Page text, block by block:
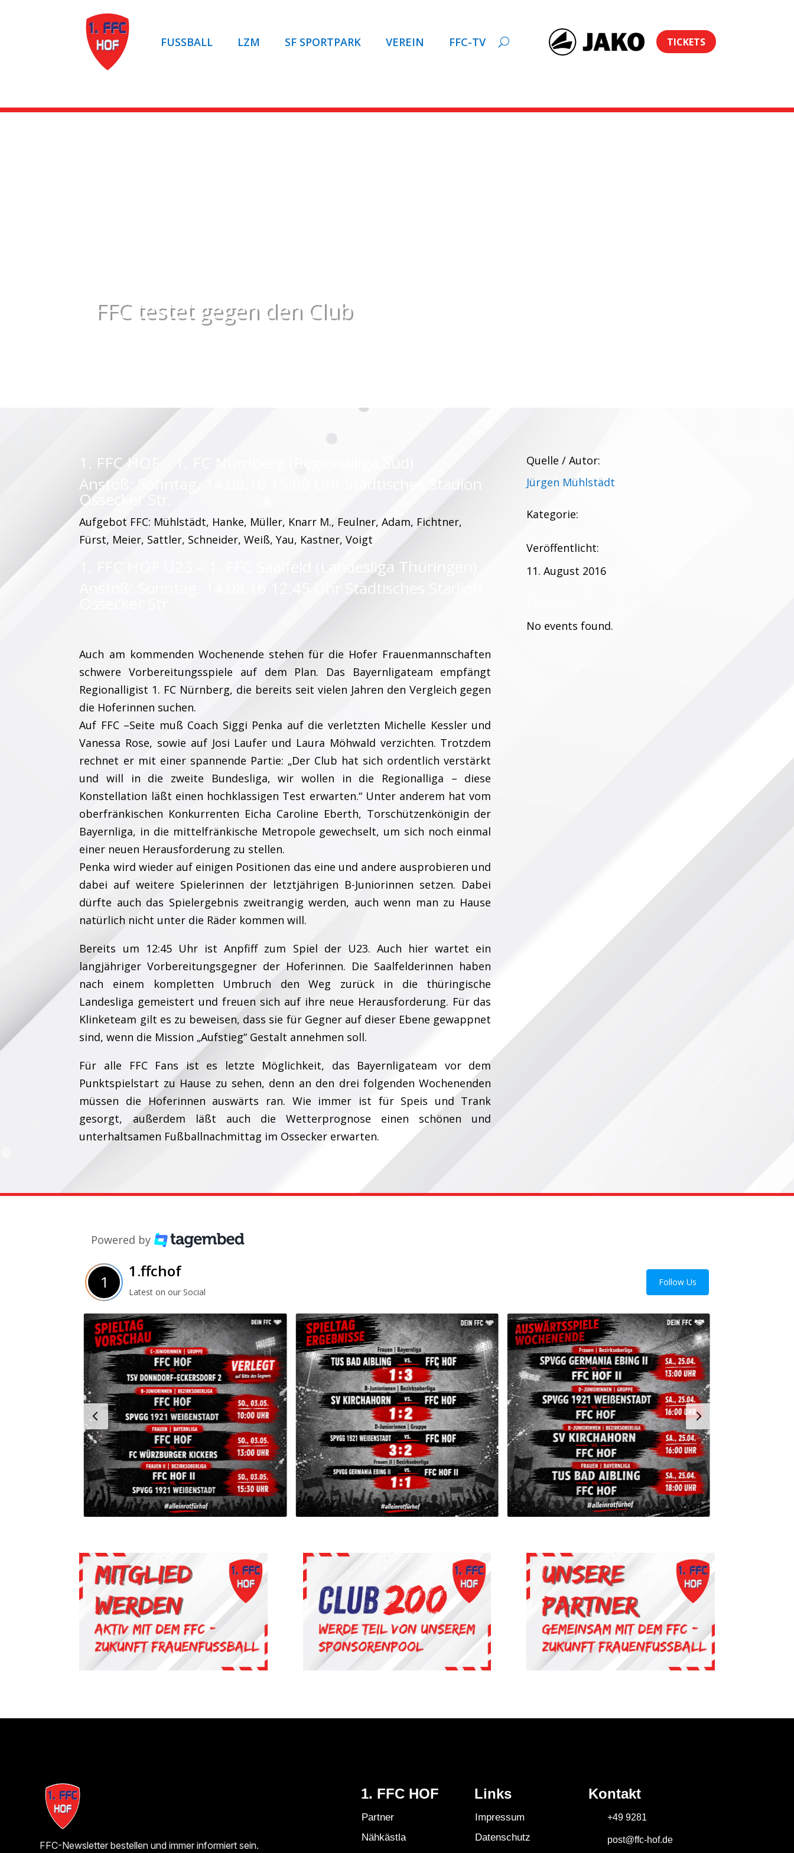
FUSSBALL LZM SF SPORTPARK VEREIN FFC-TV TICKETS
FFC testet gegen den Club
1. FFC HOF – 1. FC Nürnberg (Regionalliga Süd)
Anstoß: Sonntag, 14.08.16 15:00 Uhr Städtisches Stadion
Ossecker Str.
Aufgebot FFC: Mühlstädt, Hanke, Müller, Knarr M., Feulner, Adam, Fichtner,
Fürst, Meier, Sattler, Schneider, Weiß, Yau, Kastner, Voigt
1. FFC HOF U23 – 1. FFC Saalfeld (Landesliga Thüringen)
Anstoß: Sonntag, 14.08.16 12:45 Uhr Städtisches Stadion
Auch am kommenden Wochenende stehen für die Hofer Frauenmannschaften
schwere Vorbereitungsspiele auf dem Plan. Das Bayernligateam empfängt
Regionalligist 1. FC Nürnberg, die bereits seit vielen Jahren den Vergleich gegen
die Hoferinnen suchen.
Auf FFC –Seite muß Coach Siggi Penka auf die verletzten Michelle Kessler und
Vanessa Rose, sowie auf Josi Laufer und Laura Möhwald verzichten. Trotzdem
rechnet er mit einer spannende Partie: „Der Club hat sich ordentlich verstärkt
und will in die zweite Bundesliga, wir wollen in die Regionalliga – diese
Konstellation läßt einen hochklassigen Test erwarten.“ Unter anderem hat vom
oberfränkischen Konkurrenten Eicha Caroline Eberth, Torschützenkönigin der
Bayernliga, in die mittelfränkische Metropole gewechselt, um sich noch einmal
einer neuen Herausforderung zu stellen.
Penka wird wieder auf einigen Positionen das eine und andere ausprobieren und
dabei auf weitere Spielerinnen der letztjährigen B-Juniorinnen setzen. Dabei
dürfte auch das Spielergebnis zweitrangig werden, auch wenn man zu Hause
natürlich nicht unter die Räder kommen will.
Bereits um 12:45 Uhr ist Anpfiff zum Spiel der U23. Auch hier wartet ein
langjähriger Vorbereitungsgegner der Hoferinnen. Die Saalfelderinnen haben
nach einem kompletten Umbruch den Weg zurück in die thüringische
Landesliga gemeistert und freuen sich auf ihre neue Herausforderung. Für das
Klinketeam gilt es zu beweisen, dass sie für Gegner auf dieser Ebene gewappnet
sind, wenn die Mission „Aufstieg“ Gestalt annehmen soll.
Für alle FFC Fans ist es letzte Möglichkeit, das Bayernligateam vor dem
Punktspielstart zu Hause zu sehen, denn an den drei folgenden Wochenenden
müssen die Hoferinnen auswärts ran. Wie immer ist für Speis und Trank
gesorgt, außerdem läßt auch die Wetterprognose einen schönen und
unterhaltsamen Fußballnachmittag im Ossecker erwarten.
Quelle / Autor:
Jürgen Mühlstädt
Kategorie:
Veröffentlicht:
11. August 2016
No events found.
Powered by
1.ffchof
Latest on our Social
Follow Us
FFC-Newsletter bestellen und immer informiert sein.
1. FFC HOF
Partner
Nähkästla
Links
Impressum
Datenschutz
Kontakt
+49 9281
post@ffc-hof.de